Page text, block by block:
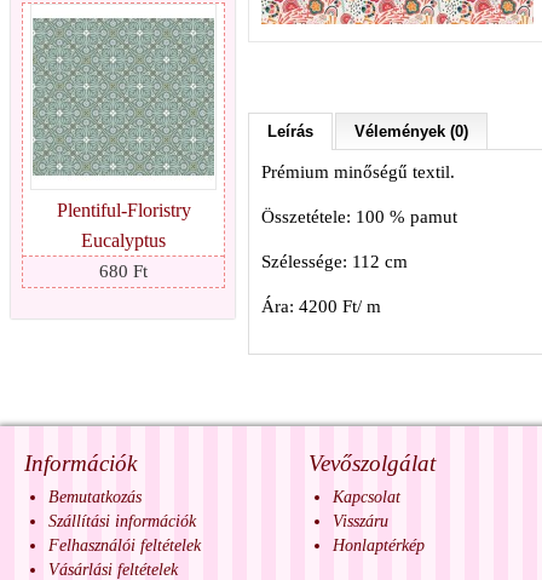
Plentiful-Floristry
Eucalyptus
680 Ft
Leírás Vélemények (0)
Prémium minőségű textil.
Összetétele: 100 % pamut
Szélessége: 112 cm
Ára: 4200 Ft/ m
Információk
Bemutatkozás
Szállítási információk
Felhasználói feltételek
Vásárlási feltételek
Vevőszolgálat
Kapcsolat
Visszáru
Honlaptérkép